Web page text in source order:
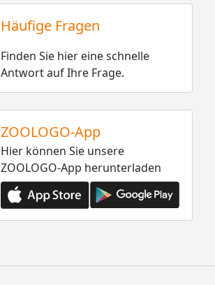
Häufige Fragen
Finden Sie hier eine schnelle
Antwort auf Ihre Frage.
ZOOLOGO-App
Hier können Sie unsere
ZOOLOGO-App herunterladen